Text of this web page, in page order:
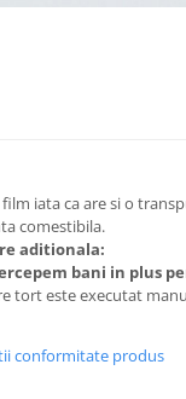
iata ca are si o
comestibila.
aditionala:
bani in plus
tort este executat
conformitate produs